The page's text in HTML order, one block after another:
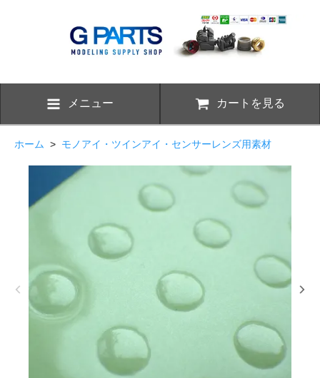
メニュー カートを見る
ホーム > モノアイ・ツインアイ・センサーレンズ用素材